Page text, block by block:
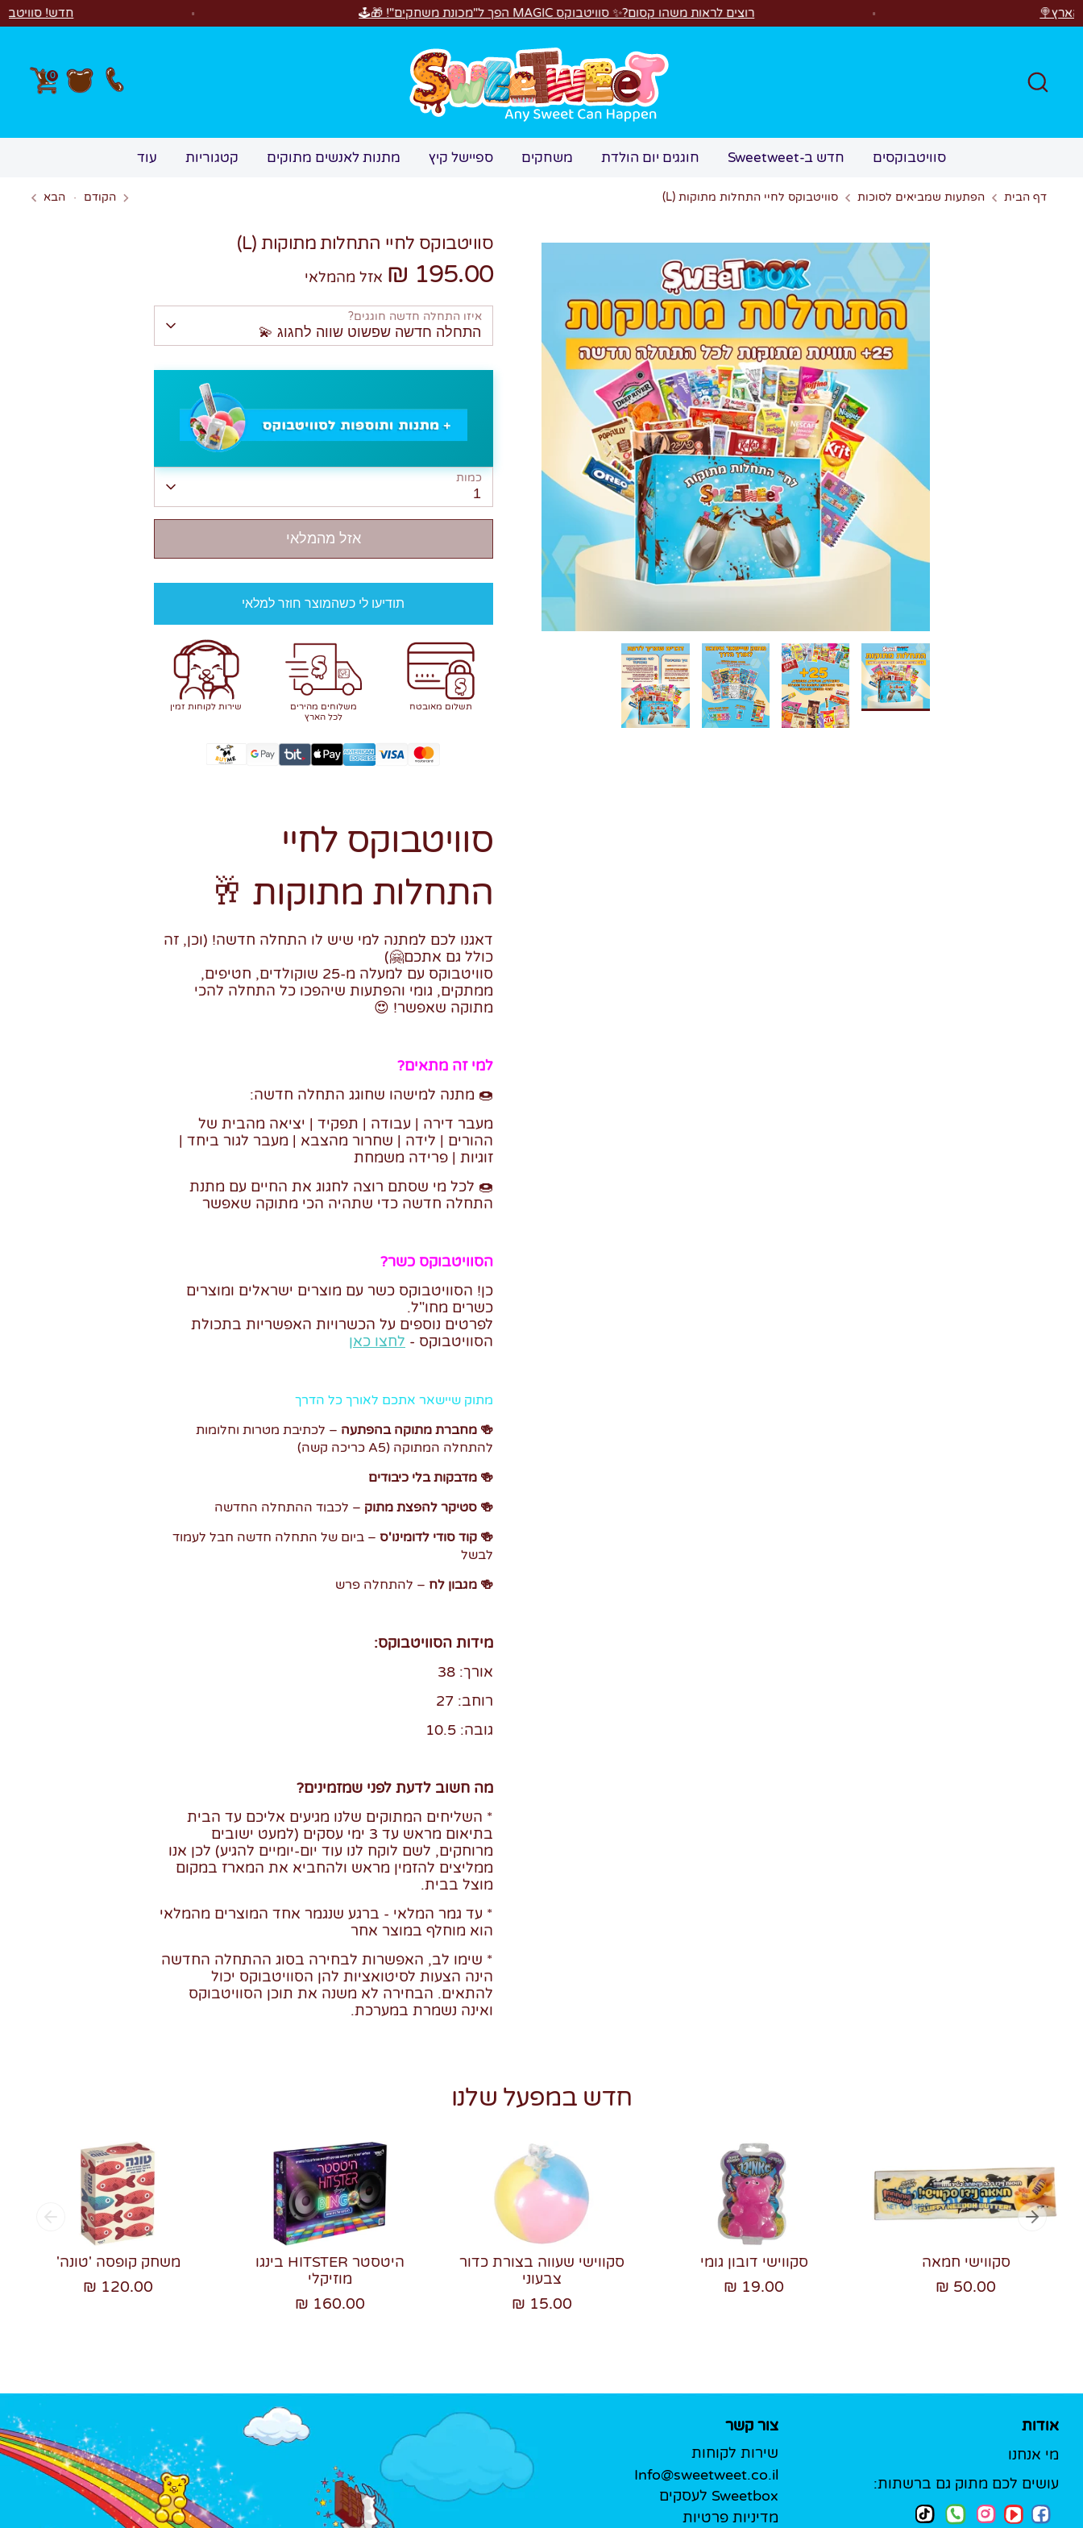
דלג רוצים לראות משהו קסום?✨ סוויטבוקס MAGIC הפך ל"מכונת משחקים"! 🎁🕹️ חדש! סוויטבוקס Happy Birthday! המתנה המושלמת לימי הולדת 🎂🍰🎉
חיפוש 0
סוויטבוקסים חדש ב-Sweetweet חוגגים יום הולדת משחקים ספיישל קיץ מתנות לאנשים מתוקים קטגוריות עוד
דף הבית הפתעות שמביאים לסוכות סוויטבוקס לחיי התחלות מתוקות (L) הקודם הבא
סוויטבוקס לחיי התחלות מתוקות (L)
195.00 ₪ אזל מהמלאי
איזו התחלה חדשה חוגגים?
התחלה חדשה שפשוט שווה לחגוג 💫
כמות
1
אזל מהמלאי
תודיעו לי כשהמוצר חוזר למלאי
תשלום מאובטח
משלוחים מהירים
לכל הארץ
שירות לקוחות זמין
סוויטבוקס לחיי
התחלות מתוקות 🥂
דאגנו לכם למתנה למי שיש לו התחלה חדשה! (וכן, זה
כולל גם אתכם🤗)
סוויטבוקס עם למעלה מ-25 שוקולדים, חטיפים,
ממתקים, גומי והפתעות שיהפכו כל התחלה להכי
מתוקה שאפשר! 😍
למי זה מתאים?
🍩 מתנה למישהו שחוגג התחלה חדשה:
מעבר דירה | עבודה | תפקיד | יציאה מהבית של
ההורים | לידה | שחרור מהצבא | מעבר לגור ביחד |
זוגיות | פרידה משמחת
🍩 לכל מי שסתם רוצה לחגוג את החיים עם מתנת
התחלה חדשה כדי שתהיה הכי מתוקה שאפשר
הסוויטבוקס כשר?
כן! הסוויטבוקס כשר עם מוצרים ישראלים ומוצרים
כשרים מחו"ל.
לפרטים נוספים על הכשרויות האפשריות בתכולת
הסוויטבוקס - לחצו כאן
מתוק שיישאר אתכם לאורך כל הדרך
🍻 מחברת מתוקה בהפתעה – לכתיבת מטרות וחלומות
להתחלה המתוקה (A5 כריכה קשה)
🍻 מדבקות בלי כיבודים
🍻 סטיקר להפצת מתוק – לכבוד ההתחלה החדשה
🍻 קוד סודי לדומינו'ס – ביום של התחלה חדשה חבל לעמוד
לבשל
🍻 מגבון לח – להתחלה פרש
מידות הסוויטבוקס:
אורך: 38
רוחב: 27
גובה: 10.5
מה חשוב לדעת לפני שמזמינים?
* השליחים המתוקים שלנו מגיעים אליכם עד הבית
בתיאום מראש עד 3 ימי עסקים (למעט ישובים
מרוחקים, לשם לוקח לנו עוד יום-יומיים להגיע) לכן אנו
ממליצים להזמין מראש ולהחביא את המארז במקום
מוצל בבית.
* עד גמר המלאי - ברגע שנגמר אחד המוצרים מהמלאי
הוא מוחלף במוצר אחר
* שימו לב, האפשרות לבחירה בסוג ההתחלה החדשה
הינה הצעות לסיטואציות להן הסוויטבוקס יכול
להתאים. הבחירה לא משנה את תוכן הסוויטבוקס
ואינה נשמרת במערכת.
חדש במפעל שלנו
משחק קופסה 'טונה'
120.00 ₪
היטסטר HITSTER בינגו
מוזיקלי
160.00 ₪
סקווישי שעווה בצורת כדור
צבעוני
15.00 ₪
סקווישי דובון גומי
19.00 ₪
סקווישי חמאה
50.00 ₪
אודות
מי אנחנו
עושים לכם מתוק גם ברשתות:
צור קשר
שירות לקוחות
Info@sweetweet.co.il
Sweetbox לעסקים
מדיניות פרטיות